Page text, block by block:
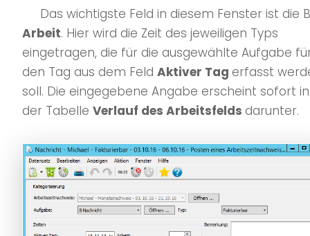
Das wichtigste Feld in diesem Fenster ist die
Arbeit. Hier wird die Zeit des jeweiligen Typs
eingetragen, die für die ausgewählte Aufgabe
den Tag aus dem Feld Aktiver Tag erfasst
soll. Die eingegebene Angabe erscheint sofort in
der Tabelle Verlauf des Arbeitsfelds darunter.